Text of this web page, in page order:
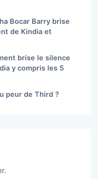
Bocar Barry brise
de Kindia et
brise le silence
y compris les 5
peur de Third ?